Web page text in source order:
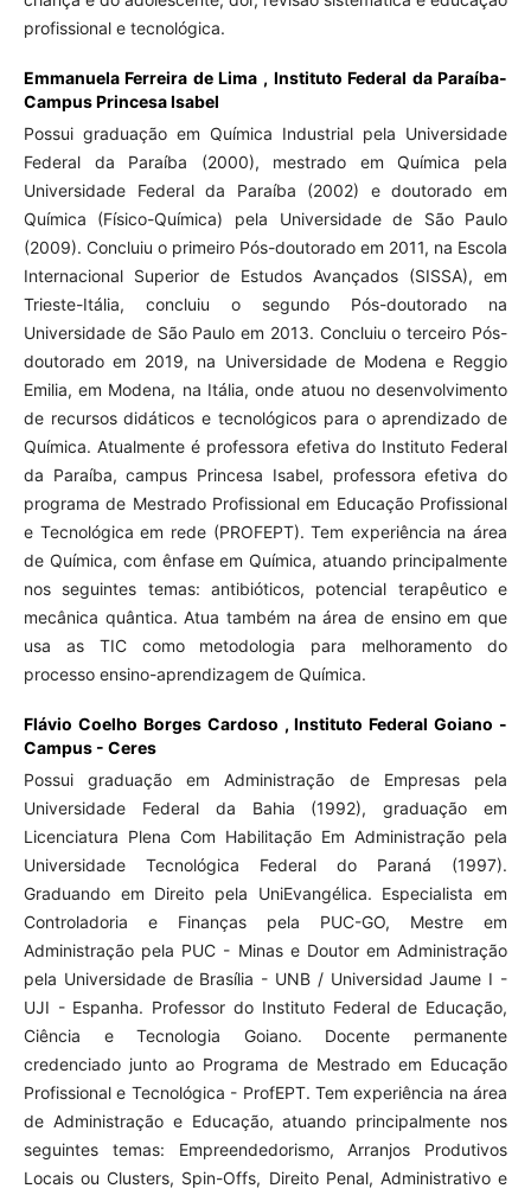
profissional e tecnológica.
Emmanuela Ferreira de Lima , Instituto Federal da Paraíba-
Campus Princesa Isabel
Possui graduação em Química Industrial pela Universidade
Federal da Paraíba (2000), mestrado em Química pela
Universidade Federal da Paraíba (2002) e doutorado em
Química (Físico-Química) pela Universidade de São Paulo
(2009). Concluiu o primeiro Pós-doutorado em 2011, na Escola
Internacional Superior de Estudos Avançados (SISSA), em
Trieste-Itália, concluiu o segundo Pós-doutorado na
Universidade de São Paulo em 2013. Concluiu o terceiro Pós-
doutorado em 2019, na Universidade de Modena e Reggio
Emilia, em Modena, na Itália, onde atuou no desenvolvimento
de recursos didáticos e tecnológicos para o aprendizado de
Química. Atualmente é professora efetiva do Instituto Federal
da Paraíba, campus Princesa Isabel, professora efetiva do
programa de Mestrado Profissional em Educação Profissional
e Tecnológica em rede (PROFEPT). Tem experiência na área
de Química, com ênfase em Química, atuando principalmente
nos seguintes temas: antibióticos, potencial terapêutico e
mecânica quântica. Atua também na área de ensino em que
usa as TIC como metodologia para melhoramento do
processo ensino-aprendizagem de Química.
Flávio Coelho Borges Cardoso ,Instituto Federal Goiano -
Campus - Ceres
Possui graduação em Administração de Empresas pela
Universidade Federal da Bahia (1992), graduação em
Licenciatura Plena Com Habilitação Em Administração pela
Universidade Tecnológica Federal do Paraná (1997).
Graduando em Direito pela UniEvangélica. Especialista em
Controladoria e Finanças pela PUC-GO, Mestre em
Administração pela PUC - Minas e Doutor em Administração
pela Universidade de Brasília - UNB / Universidad Jaume I -
UJI - Espanha. Professor do Instituto Federal de Educação,
Ciência e Tecnologia Goiano. Docente permanente
credenciado junto ao Programa de Mestrado em Educação
Profissional e Tecnológica - ProfEPT. Tem experiência na área
de Administração e Educação, atuando principalmente nos
seguintes temas: Empreendedorismo, Arranjos Produtivos
Locais ou Clusters, Spin-Offs, Direito Penal, Administrativo e